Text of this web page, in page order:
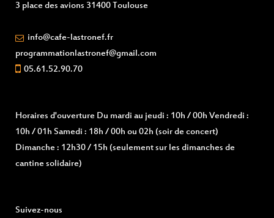
3 place des avions 31400 Toulouse
info@cafe-lastronef.fr
programmationlastronef@gmail.com
05.61.52.90.70
Horaires d'ouverture Du mardi au jeudi : 10h / 00h Vendredi :
10h / 01h Samedi : 18h / 00h ou 02h (soir de concert)
Dimanche : 12h30 / 15h (seulement sur les dimanches de
cantine solidaire)
Suivez-nous